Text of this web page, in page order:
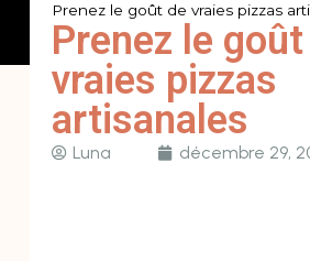
Prenez le goût de vraies pizzas
Prenez le
vraies pizzas
artisanales
Luna décembre 29,